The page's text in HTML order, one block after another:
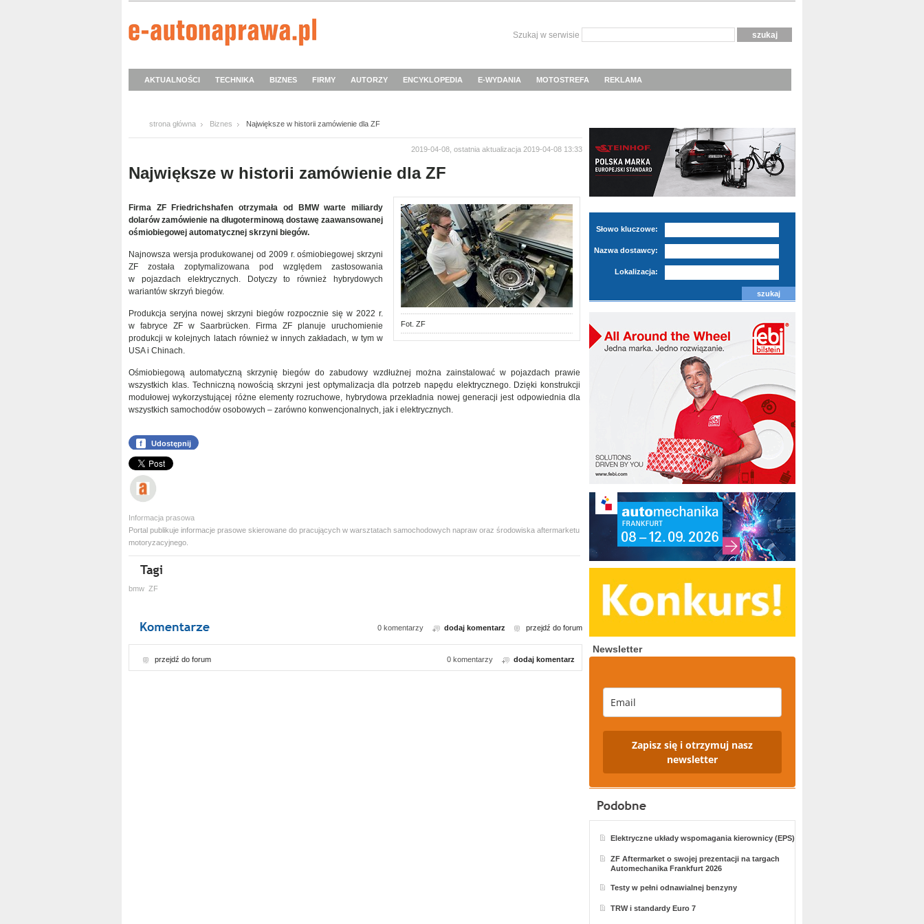
Szukaj w serwisie
AKTUALNOŚCI TECHNIKA BIZNES FIRMY AUTORZY ENCYKLOPEDIA E-WYDANIA MOTOSTREFA REKLAMA
strona główna Biznes Największe w historii zamówienie dla ZF
2019-04-08, ostatnia aktualizacja 2019-04-08 13:33
Największe w historii zamówienie dla ZF
Fot. ZF
Firma ZF Friedrichshafen otrzymała od BMW warte miliardy
dolarów zamówienie na długoterminową dostawę zaawansowanej
ośmiobiegowej automatycznej skrzyni biegów.
Najnowsza wersja produkowanej od 2009 r. ośmiobiegowej skrzyni
ZF została zoptymalizowana pod względem zastosowania
w pojazdach elektrycznych. Dotyczy to również hybrydowych
wariantów skrzyń biegów.
Produkcja seryjna nowej skrzyni biegów rozpocznie się w 2022 r.
w fabryce ZF w Saarbrücken. Firma ZF planuje uruchomienie
produkcji w kolejnych latach również w innych zakładach, w tym w
USA i Chinach.
Ośmiobiegową automatyczną skrzynię biegów do zabudowy wzdłużnej można zainstalować w pojazdach prawie
wszystkich klas. Techniczną nowością skrzyni jest optymalizacja dla potrzeb napędu elektrycznego. Dzięki konstrukcji
modułowej wykorzystującej różne elementy rozruchowe, hybrydowa przekładnia nowej generacji jest odpowiednia dla
wszystkich samochodów osobowych – zarówno konwencjonalnych, jak i elektrycznych.
f Udostępnij
Informacja prasowa
Portal publikuje informacje prasowe skierowane do pracujących w warsztatach samochodowych napraw oraz środowiska aftermarketu
motoryzacyjnego.
bmw ZF
0 komentarzy dodaj komentarz przejdź do forum
przejdź do forum 0 komentarzy dodaj komentarz
Słowo kluczowe:
Nazwa dostawcy:
Lokalizacja:
Newsletter
Zapisz się i otrzymuj nasz
newsletter
Elektryczne układy wspomagania kierownicy (EPS)
ZF Aftermarket o swojej prezentacji na targach
Automechanika Frankfurt 2026
Testy w pełni odnawialnej benzyny
TRW i standardy Euro 7